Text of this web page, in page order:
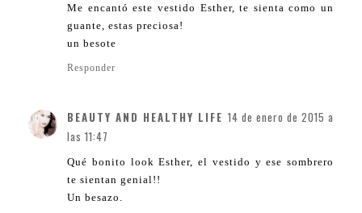
Me encantó este vestido Esther, te sienta como un
guante, estas preciosa!
un besote
Responder
BEAUTY AND HEALTHY LIFE 14 de enero de 2015 a
las 11:47
Qué bonito look Esther, el vestido y ese sombrero
te sientan genial!!
Un besazo.